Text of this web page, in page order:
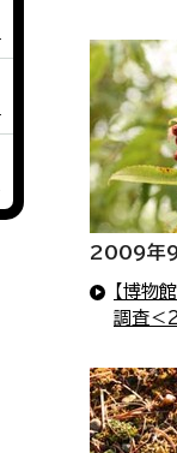
2009年9
【博物
調査